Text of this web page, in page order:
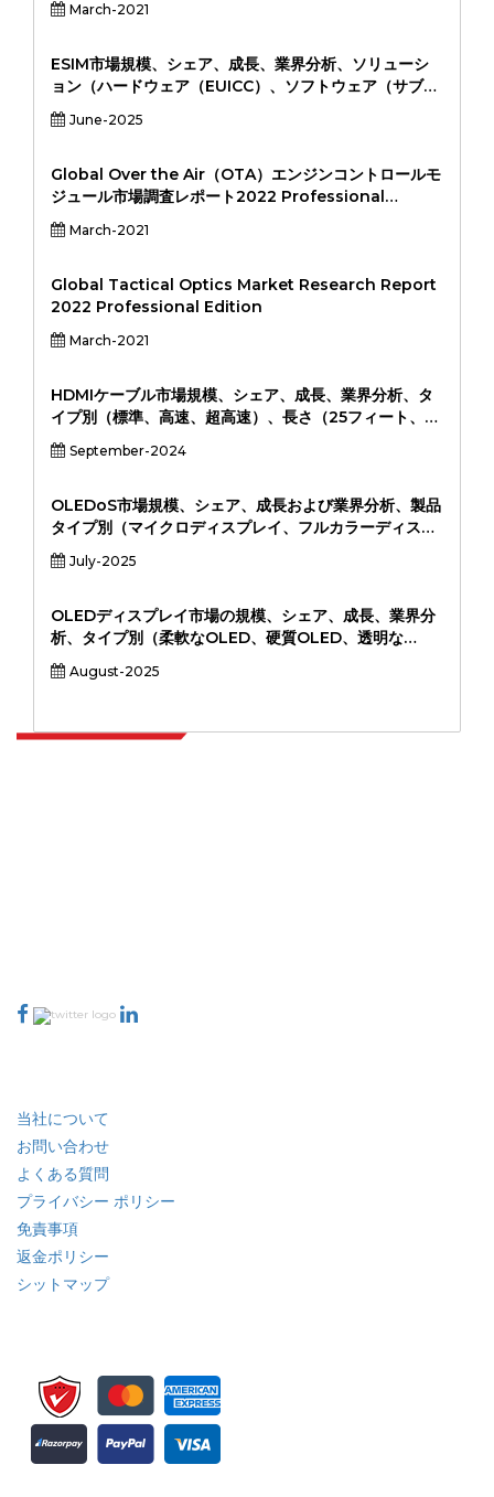
March-2021
ESIM市場規模、シェア、成長、業界分析、ソリューシ
ョン（ハードウェア（EUICC）、ソフトウェア（サブス
クリプション管理、リモートプロビジョニング）、アプ
リケーション（スマートフォン、ラップトップ/タブレッ
ドユーザー（消費者、企業、通信事業者、OEM、
OEM）、地域分析、2024-2031
June-2025
Global Over the Air（OTA）エンジンコントロールモ
ジュール市場調査レポート2022 Professional
Edition
March-2021
Global Tactical Optics Market Research Report
2022 Professional Edition
March-2021
HDMIケーブル市場規模、シェア、成長、業界分析、タ
イプ別（標準、高速、超高速）、長さ（25フィート、
25-50フィート、50フィート以上）、グレードごと
（HDMI 1.4、HDMI 2.0、HDMI 2.0、HDMI 2.1）、ア
デイベード、デイボットシステムなど） （オフライン、
オンライン）、および地域分析、2024-2031
September-2024
OLEDoS市場規模、シェア、成長および業界分析、製品
タイプ別（マイクロディスプレイ、フルカラーディスプ
レイ、モノクロディスプレイ）、アプリケーション別
（拡張現実、仮想現実、医療画像処理、防衛システム、
スケア、軍事および防衛、産業、自動車）、および地域
分析、2024～2031年
July-2025
OLEDディスプレイ市場の規模、シェア、成長、業界分
析、タイプ別（柔軟なOLED、硬質OLED、透明な
OLED、透明なOLED）、アプリケーション（スマート
フォン、テレビ、ウェアラブル、自動車ディスプレイ、
August-2025
当社について
お問い合わせ
よくある質問
プライバシー ポリシー
免責事項
返金ポリシー
シットマップ